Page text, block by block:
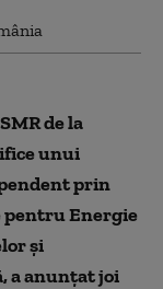
de la
unui
prin
Energie
și
a anunțat joi